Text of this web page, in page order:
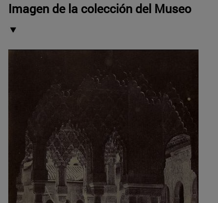
Imagen de la colección del Museo